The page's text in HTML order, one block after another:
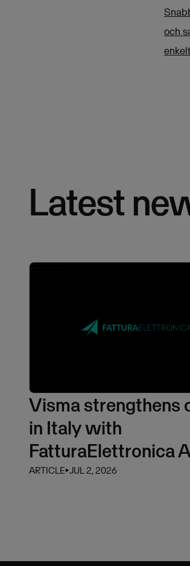
och
Latest
Visma strengthens
in Italy with
FatturaElettronica
ARTICLE⏵JUL 2, 2026